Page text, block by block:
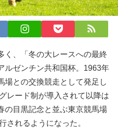
く、「冬の大レースへの最終
ルゼンチン共和国杯。1963年
場との交換競走として発足し
レード制が導入されて以降は
の目黒記念と並ぶ東京競馬場
されるようになった。